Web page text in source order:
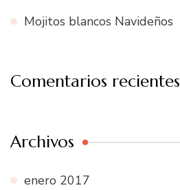
Mojitos blancos Navideños
Comentarios recientes
Archivos
enero 2017